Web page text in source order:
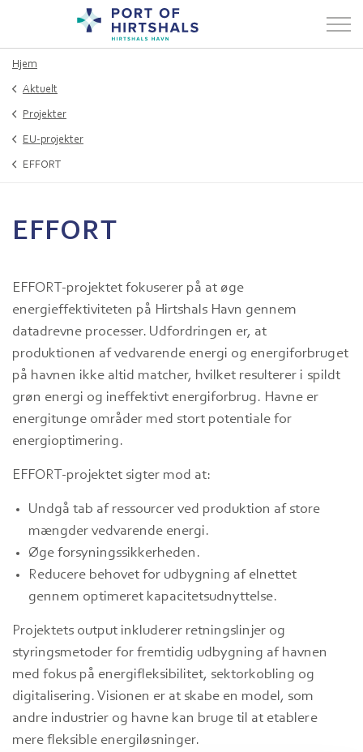
Hjem
Aktuelt
Projekter
EU-projekter
EFFORT
EFFORT
EFFORT-projektet fokuserer på at øge
energieffektiviteten på Hirtshals Havn gennem
datadrevne processer. Udfordringen er, at
produktionen af vedvarende energi og energiforbruget
på havnen ikke altid matcher, hvilket resulterer i spildt
grøn energi og ineffektivt energiforbrug. Havne er
energitunge områder med stort potentiale for
energioptimering.
EFFORT-projektet sigter mod at:
Undgå tab af ressourcer ved produktion af store
mængder vedvarende energi.
Øge forsyningssikkerheden.
Reducere behovet for udbygning af elnettet
gennem optimeret kapacitetsudnyttelse.
Projektets output inkluderer retningslinjer og
styringsmetoder for fremtidig udbygning af havnen
med fokus på energifleksibilitet, sektorkobling og
digitalisering. Visionen er at skabe en model, som
andre industrier og havne kan bruge til at etablere
mere fleksible energiløsninger.